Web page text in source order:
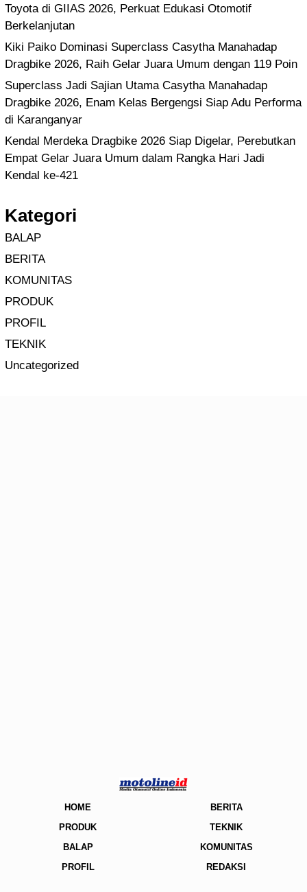
Toyota di GIIAS 2026, Perkuat Edukasi Otomotif
Berkelanjutan
Kiki Paiko Dominasi Superclass Casytha Manahadap
Dragbike 2026, Raih Gelar Juara Umum dengan 119 Poin
Superclass Jadi Sajian Utama Casytha Manahadap
Dragbike 2026, Enam Kelas Bergengsi Siap Adu Performa
di Karanganyar
Kendal Merdeka Dragbike 2026 Siap Digelar, Perebutkan
Empat Gelar Juara Umum dalam Rangka Hari Jadi
Kendal ke-421
Kategori
BALAP
BERITA
KOMUNITAS
PRODUK
PROFIL
TEKNIK
Uncategorized
HOME
BERITA
PRODUK
TEKNIK
BALAP
KOMUNITAS
PROFIL
REDAKSI